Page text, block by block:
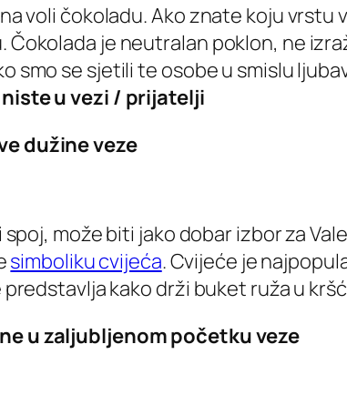
voli čokoladu. Ako znate koju
je neutralan poklon, ne
smo se sjetili te osobe u smislu
u vezi / prijatelji
dužine veze
može biti jako dobar izbor za
simboliku cvijeća. Cvijeće je
kako drži buket ruža u
u zaljubljenom početku veze